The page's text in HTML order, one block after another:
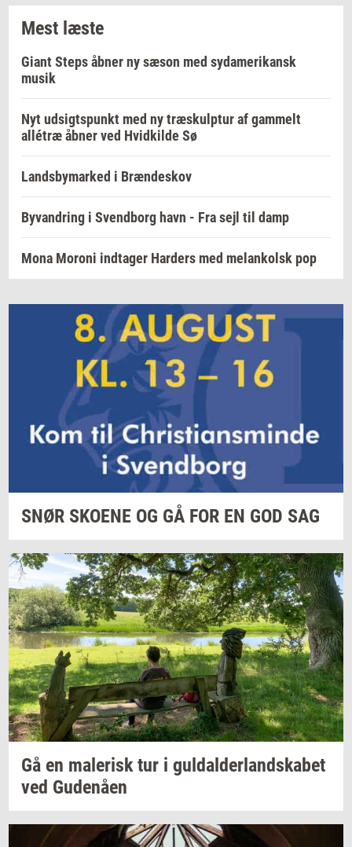
Mest læste
Giant Steps åbner ny sæson med sydamerikansk
musik
Nyt udsigtspunkt med ny træskulptur af gammelt
allétræ åbner ved Hvidkilde Sø
Landsbymarked i Brændeskov
Byvandring i Svendborg havn - Fra sejl til damp
Mona Moroni indtager Harders med melankolsk pop
SNØR SKO­E­NE OG GÅ FOR EN GOD SAG
Gå en ma­le­risktur i gul­dal­der­land­ska­bet
ved Gu­denå­en